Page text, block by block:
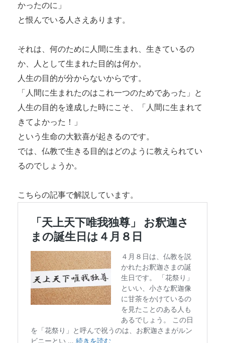
かったのに」
と恨んでいる人さえあります。
それは、何のために人間に生まれ、生きているの
か、人として生まれた目的は何か。
人生の目的が分からないからです。
「人間に生まれたのはこれ一つのためであった」と
人生の目的を達成した時にこそ、「人間に生まれて
きてよかった！」
という生命の大歓喜が起きるのです。
では、仏教で生きる目的はどのように教えられてい
るのでしょうか。
こちらの記事で解説しています。